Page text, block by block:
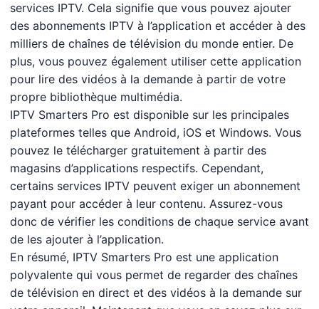
services IPTV. Cela signifie que vous pouvez ajouter
des abonnements IPTV à l’application et accéder à des
milliers de chaînes de télévision du monde entier. De
plus, vous pouvez également utiliser cette application
pour lire des vidéos à la demande à partir de votre
propre bibliothèque multimédia.
IPTV Smarters Pro est disponible sur les principales
plateformes telles que Android, iOS et Windows. Vous
pouvez le télécharger gratuitement à partir des
magasins d’applications respectifs. Cependant,
certains services IPTV peuvent exiger un abonnement
payant pour accéder à leur contenu. Assurez-vous
donc de vérifier les conditions de chaque service avant
de les ajouter à l’application.
En résumé, IPTV Smarters Pro est une application
polyvalente qui vous permet de regarder des chaînes
de télévision en direct et des vidéos à la demande sur